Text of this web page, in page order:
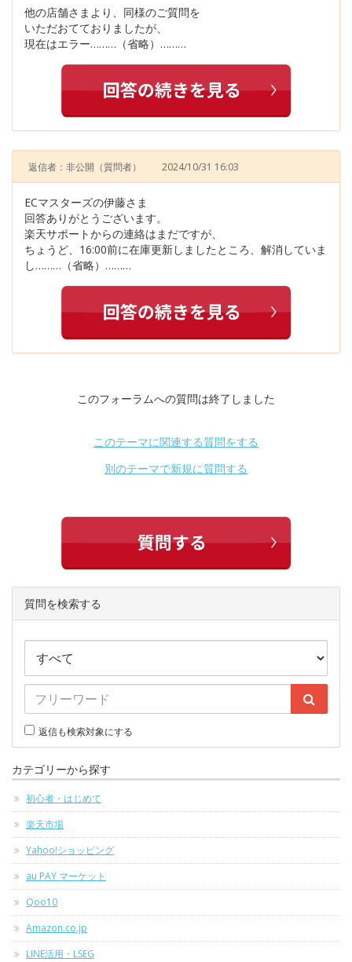
他の店舗さまより、同様のご質問を
いただおてておりましたが、
現在はエラー………（省略）………
返信者：非公開 （質問者） 2024/10/31 16:03
ECマスターズの伊藤さま
回答ありがとうございます。
楽天サポートからの連絡はまだですが、
ちょうど、16:00前に在庫更新しましたところ、解消していま
し………（省略）………
このフォーラムへの質問は終了しました
このテーマに関連する質問をする
別のテーマで新規に質問する
質問を検索する
返信も検索対象にする
カテゴリーから探す
初心者・はじめて
楽天市場
Yahoo!ショッピング
au PAY マーケット
Qoo10
Amazon.co.jp
LINE活用・LSEG